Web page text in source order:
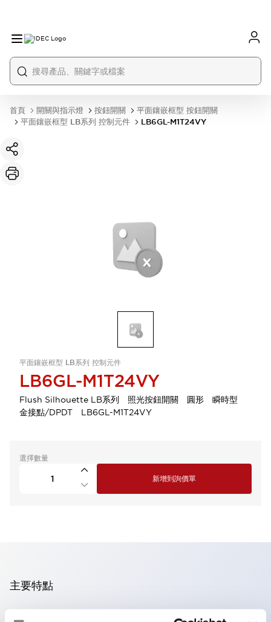
首頁 開關與指示燈 按鈕開關
平面鑲嵌框型 按鈕開關
平面鑲嵌框型 LB系列 控制元件
LB6GL-M1T24VY
平面鑲嵌框型 LB系列 控制元件
LB6GL-M1T24VY
Flush Silhouette LB系列 照光按鈕開關 圓形 瞬時型
金接點/DPDT LB6GL-M1T24VY
選擇數量
新增到詢價單
主要特點